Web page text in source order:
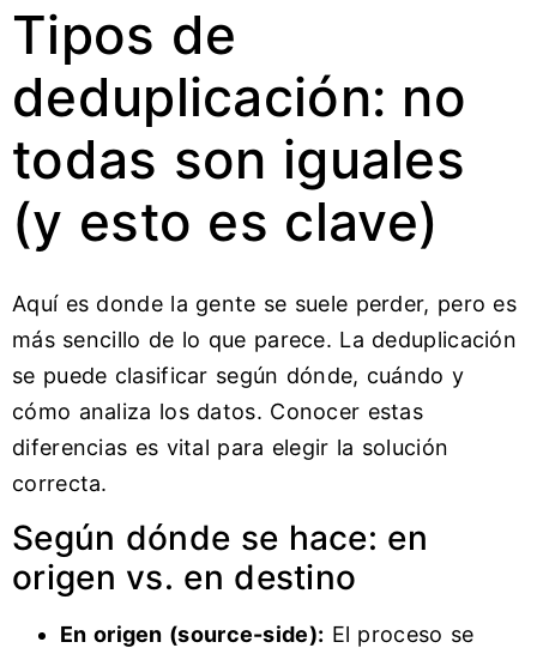
Tipos de
deduplicación: no
todas son iguales
(y esto es clave)
Aquí es donde la gente se suele perder, pero es
más sencillo de lo que parece. La deduplicación
se puede clasificar según dónde, cuándo y
cómo analiza los datos. Conocer estas
diferencias es vital para elegir la solución
correcta.
Según dónde se hace: en
origen vs. en destino
En origen (source-side): El proceso se